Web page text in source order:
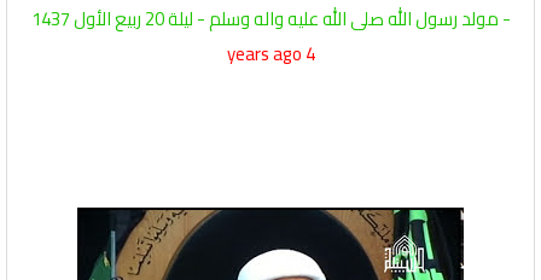
- مولد رسول الله صلى الله عليه واله وسلم - ليلة 20 ربيع الأول 1437
4 years ago